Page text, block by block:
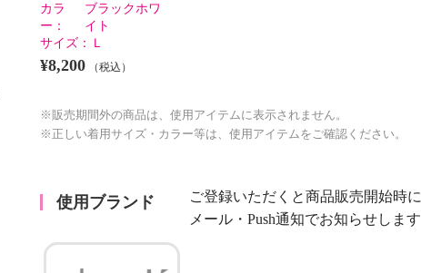
カラ
ー：
ブラックホワ
イト
サイズ：
Ｌ
¥8,200 （税込）
※販売期間外の商品は、使用アイテムに表示されません。
※正しい着用サイズ・カラー等は、使用アイテムをご確認ください。
使用ブランド
ご登録いただくと商品販売開始時に
メール・Push通知でお知らせします